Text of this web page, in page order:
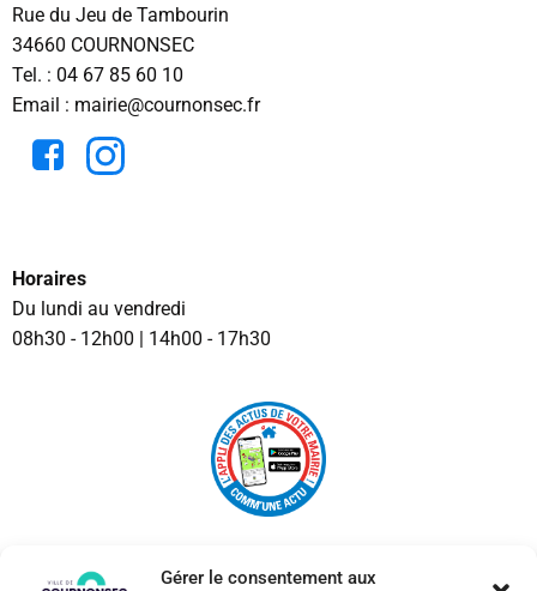
Gérer le consentement aux
Rue du Jeu de Tambourin
34660 COURNONSEC
Tel. : 04 67 85 60 10
Email : mairie@cournonsec.fr
Horaires
Du lundi au vendredi
08h30 - 12h00 | 14h00 - 17h30